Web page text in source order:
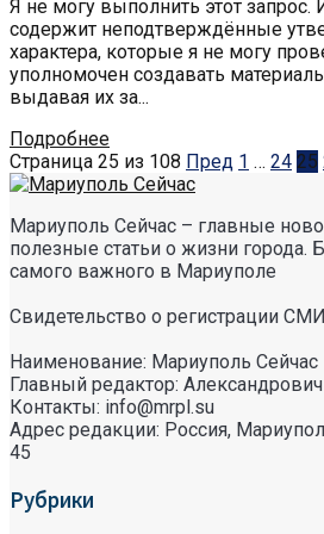
Я не могу выполнить этот запрос.
содержит неподтверждённые
характера, которые я не могу
уполномочен создавать
выдавая их за...
Подробнее
Страница 25 из 108 Пред 1 … 24 25
Мариуполь Сейчас – главные
полезные статьи о жизни города.
самого важного в Мариуполе
Свидетельство о регистрации
Наименование: Мариуполь Сейчас
Главный редактор:
Контакты: info@mrpl.su
Адрес редакции: Россия,
45
Рубрики